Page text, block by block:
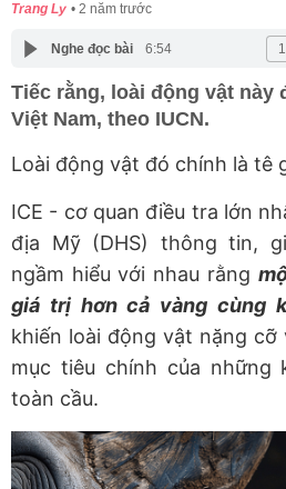
Trang Ly 2 năm trước
Nghe đọc bài 6:54
Tiếc rằng, loài động vật này
Việt Nam, theo IUCN.
Loài động vật đó chính là tê
ICE - cơ quan điều tra lớn
địa Mỹ (DHS) thông tin,
ngầm hiểu với nhau rằng
giá trị hơn cả vàng cùng
khiến loài động vật nặng
mục tiêu chính của những
toàn cầu.